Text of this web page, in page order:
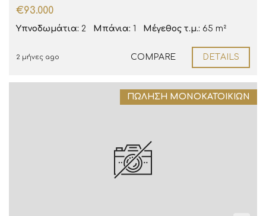
€93.000
Υπνοδωμάτια: 2 Μπάνια: 1 Μέγεθος τ.μ.: 65 m²
2 μήνες ago COMPARE DETAILS
ΠΏΛΗΣΗ ΜΟΝΟΚΑΤΟΙΚΙΏΝ